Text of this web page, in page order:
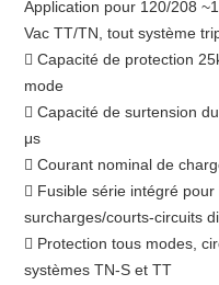
Application pour 120/208
Vac TT/TN, tout système
 Capacité de protection
mode
 Capacité de surtension
μs
 Courant nominal de
 Fusible série intégré
surcharges/courts-circuits
 Protection tous modes,
systèmes TN-S et TT